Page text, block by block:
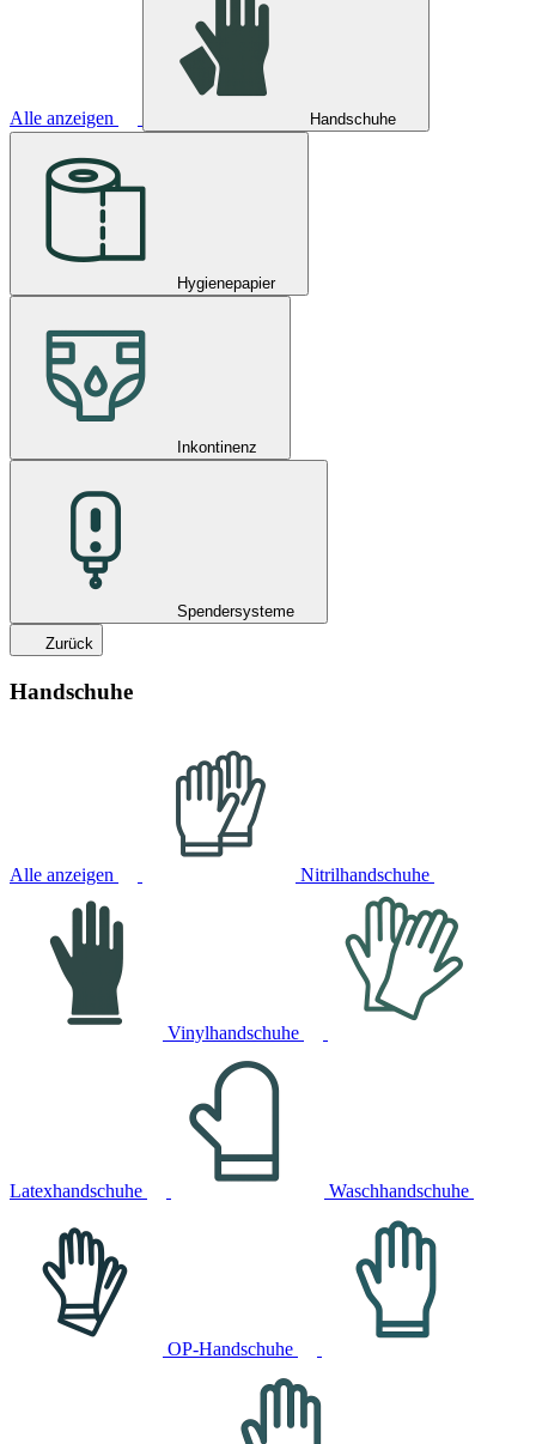
Alle anzeigen Handschuhe
Hygienepapier
Inkontinenz
Spendersysteme
Zurück
Handschuhe
Alle anzeigen Nitrilhandschuhe
Vinylhandschuhe
Latexhandschuhe Waschhandschuhe
OP-Handschuhe